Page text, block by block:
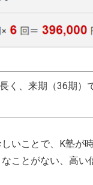
く、来期（36期
いことで、K塾が
ことがない、高い